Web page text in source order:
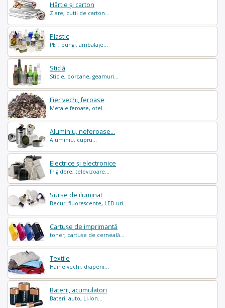
Hârtie și carton
Ziare, cutii de carton...
Plastic
PET, pungi, ambalaje...
Sticlă
Sticle, borcane, geamuri...
Fier vechi, feroase
Metale feroase, otel...
Aluminiu, neferoase...
Aluminiu, cupru...
Electrice și electronice
Frigidere, televizoare...
Surse de iluminat
Becuri fluorescente, LED-uri...
Cartușe de imprimantă
toner, cartușe de cerneală...
Textile
Haine vechi, draperii...
Baterii, acumulatori
Baterii auto, Li-Ion...